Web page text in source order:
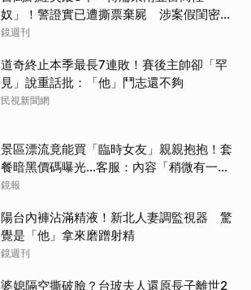
奴」！警證實已遭撕票棄屍 涉案假閨密近
況曝光
鏡週刊
道奇終止本季最長7連敗！賽後主帥卻「罕
見」說重話批：「他」鬥志還不夠
民視新聞網
景區漂流竟能買「臨時女友」親親抱抱！套
餐暗黑價碼曝光…客服：內容「稍微有一點
尺度」
鏡報
陽台內褲沾滿精液！新北人妻調監視器 驚
覺是「他」拿來磨蹭射精
鏡週刊
婆媳隔空撕破臉？台玻夫人還原長子離世2